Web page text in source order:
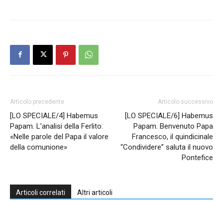
Articolo precedente
[LO SPECIALE/4] Habemus
Papam. L’analisi della Ferlito:
«Nelle parole del Papa il valore
della comunione»
Articolo successivo
[LO SPECIALE/6] Habemus
Papam. Benvenuto Papa
Francesco, il quindicinale
“Condividere” saluta il nuovo
Pontefice
Articoli correlati Altri articoli